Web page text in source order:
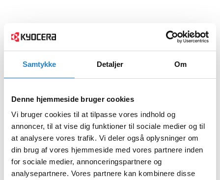
Samtykke Detaljer Om
Denne hjemmeside bruger cookies
Vi bruger cookies til at tilpasse vores indhold og
annoncer, til at vise dig funktioner til sociale medier og til
at analysere vores trafik. Vi deler også oplysninger om
din brug af vores hjemmeside med vores partnere inden
for sociale medier, annonceringspartnere og
analysepartnere. Vores partnere kan kombinere disse